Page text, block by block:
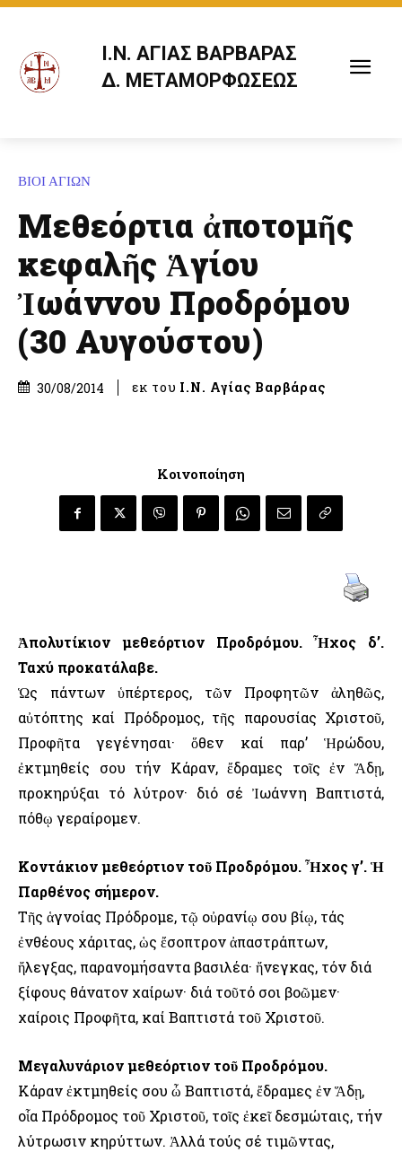
Ι.Ν. ΑΓΙΑΣ ΒΑΡΒΑΡΑΣ
Δ. ΜΕΤΑΜΟΡΦΩΣΕΩΣ
ΒΙΟΙ ΑΓΙΩΝ
Μεθεόρτια ἀποτομῆς
κεφαλῆς Ἁγίου
Ἰωάννου Προδρόμου
(30 Αυγούστου)
30/08/2014 εκ του Ι.Ν. Αγίας Βαρβάρας
Κοινοποίηση
Ἀπολυτίκιον μεθεόρτιον Προδρόμου. Ἦχος δ’.
Ταχύ προκατάλαβε.
Ὡς πάντων ὑπέρτερος, τῶν Προφητῶν ἀληθῶς,
αὐτόπτης καί Πρόδρομος, τῆς παρουσίας Χριστοῦ,
Προφῆτα γεγένησαι· ὅθεν καί παρ’ Ἡρώδου,
ἐκτμηθείς σου τήν Κάραν, ἔδραμες τοῖς ἐν Ἅδῃ,
προκηρύξαι τό λύτρον· διό σέ Ἰωάννη Βαπτιστά,
πόθῳ γεραίρομεν.
Κοντάκιον μεθεόρτιον τοῦ Προδρόμου. Ἦχος γ’. Ἡ
Παρθένος σήμερον.
Τῆς ἁγνοίας Πρόδρομε, τῷ οὐρανίῳ σου βίῳ, τάς
ἐνθέους χάριτας, ὡς ἔσοπτρον ἀπαστράπτων,
ἤλεγξας, παρανομήσαντα βασιλέα· ἤνεγκας, τόν διά
ξίφους θάνατον χαίρων· διά τοῦτό σοι βοῶμεν·
χαίροις Προφῆτα, καί Βαπτιστά τοῦ Χριστοῦ.
Μεγαλυνάριον μεθεόρτιον τοῦ Προδρόμου.
Κάραν ἐκτμηθείς σου ὦ Βαπτιστά, ἔδραμες ἐν Ἅδῃ,
οἷα Πρόδρομος τοῦ Χριστοῦ, τοῖς ἐκεῖ δεσμώταις, τήν
λύτρωσιν κηρύττων. Ἀλλά τούς σέ τιμῶντας,